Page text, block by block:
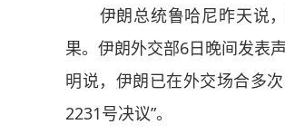
伊朗总统鲁哈尼昨天说，
果。伊朗外交部6日晚间发表
明说，伊朗已在外交场合多
2231号决议”。